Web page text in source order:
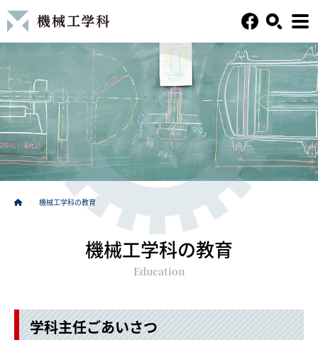
機械工学科の教育
機械工学科の教育
Education
学科主任ごあいさつ